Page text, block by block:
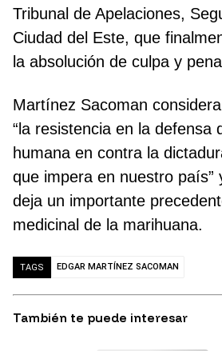
Tribunal de Apelaciones,
Ciudad del Este, que
la absolución de culpa y
Martínez Sacoman
“la resistencia en la defensa
humana en contra la
que impera en nuestro país”
deja un importante
medicinal de la marihuana.
TAGS EDGAR MARTÍNEZ SACOMAN
También te puede interesar